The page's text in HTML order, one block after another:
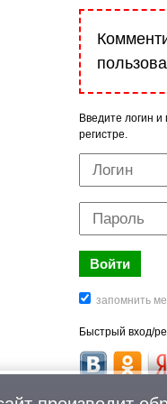
Введите логин и
регистре.
Быстрый вход/